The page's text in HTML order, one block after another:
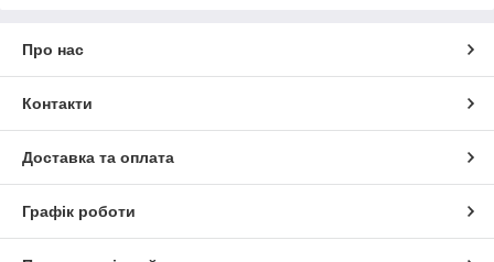
Про нас
Контакти
Доставка та оплата
Графік роботи